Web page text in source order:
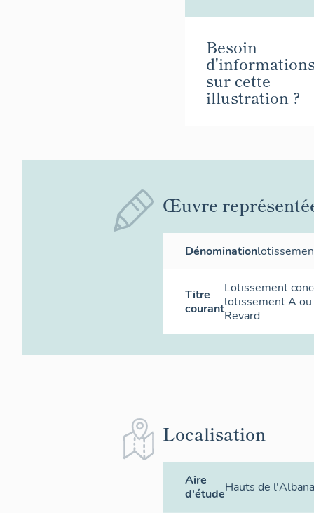
Besoin
sur cette
illustration ?
Œuvre
Dénomination
Titre
courant
Lotissement
lotissement A
Revard
Localisation
Aire
d'étudeHauts de